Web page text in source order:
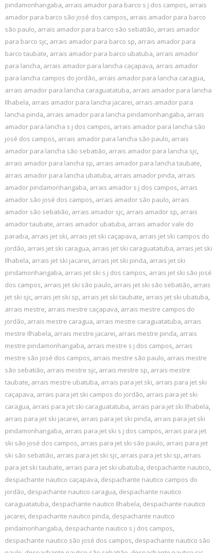
pindamonhangaba, arrais amador para barco s j dos campos, arrais
amador para barco são josé dos campos, arrais amador para barco
são paulo, arrais amador para barco são sebatião, arrais amador
para barco sjc, arrais amador para barco sp, arrais amador para
barco taubate, arrais amador para barco ubatuba, arrais amador
para lancha, arrais amador para lancha caçapava, arrais amador
para lancha campos do jordão, arrais amador para lancha caragua,
arrais amador para lancha caraguatatuba, arrais amador para lancha
Ilhabela, arrais amador para lancha jacarei, arrais amador para
lancha pinda, arrais amador para lancha pindamonhangaba, arrais
amador para lancha s j dos campos, arrais amador para lancha são
josé dos campos, arrais amador para lancha são paulo, arrais
amador para lancha são sebatião, arrais amador para lancha sjc,
arrais amador para lancha sp, arrais amador para lancha taubate,
arrais amador para lancha ubatuba, arrais amador pinda, arrais
amador pindamonhangaba, arrais amador s j dos campos, arrais
amador são josé dos campos, arrais amador são paulo, arrais
amador são sebatião, arrais amador sjc, arrais amador sp, arrais
amador taubate, arrais amador ubatuba, arrais amador vale do
paraiba, arrais jet ski, arrais jet ski caçapava, arrais jet ski campos do
jordão, arrais jet ski caragua, arrais jet ski caraguatatuba, arrais jet ski
Ilhabela, arrais jet ski jacarei, arrais jet ski pinda, arrais jet ski
pindamonhangaba, arrais jet ski s j dos campos, arrais jet ski são josé
dos campos, arrais jet ski são paulo, arrais jet ski são sebatião, arrais
jet ski sjc, arrais jet ski sp, arrais jet ski taubate, arrais jet ski ubatuba,
arrais mestre, arrais mestre caçapava, arrais mestre campos do
jordão, arrais mestre caragua, arrais mestre caraguatatuba, arrais
mestre Ilhabela, arrais mestre jacarei, arrais mestre pinda, arrais
mestre pindamonhangaba, arrais mestre s j dos campos, arrais
mestre são josé dos campos, arrais mestre são paulo, arrais mestre
são sebatião, arrais mestre sjc, arrais mestre sp, arrais mestre
taubate, arrais mestre ubatuba, arrais para jet ski, arrais para jet ski
caçapava, arrais para jet ski campos do jordão, arrais para jet ski
caragua, arrais para jet ski caraguatatuba, arrais para jet ski Ilhabela,
arrais para jet ski jacarei, arrais para jet ski pinda, arrais para jet ski
pindamonhangaba, arrais para jet ski s j dos campos, arrais para jet
ski são josé dos campos, arrais para jet ski são paulo, arrais para jet
ski são sebatião, arrais para jet ski sjc, arrais para jet ski sp, arrais
para jet ski taubate, arrais para jet ski ubatuba, despachante nautico,
despachante nautico caçapava, despachante nautico campos do
jordão, despachante nautico caragua, despachante nautico
caraguatatuba, despachante nautico Ilhabela, despachante nautico
jacarei, despachante nautico pinda, despachante nautico
pindamonhangaba, despachante nautico s j dos campos,
despachante nautico são josé dos campos, despachante nautico são